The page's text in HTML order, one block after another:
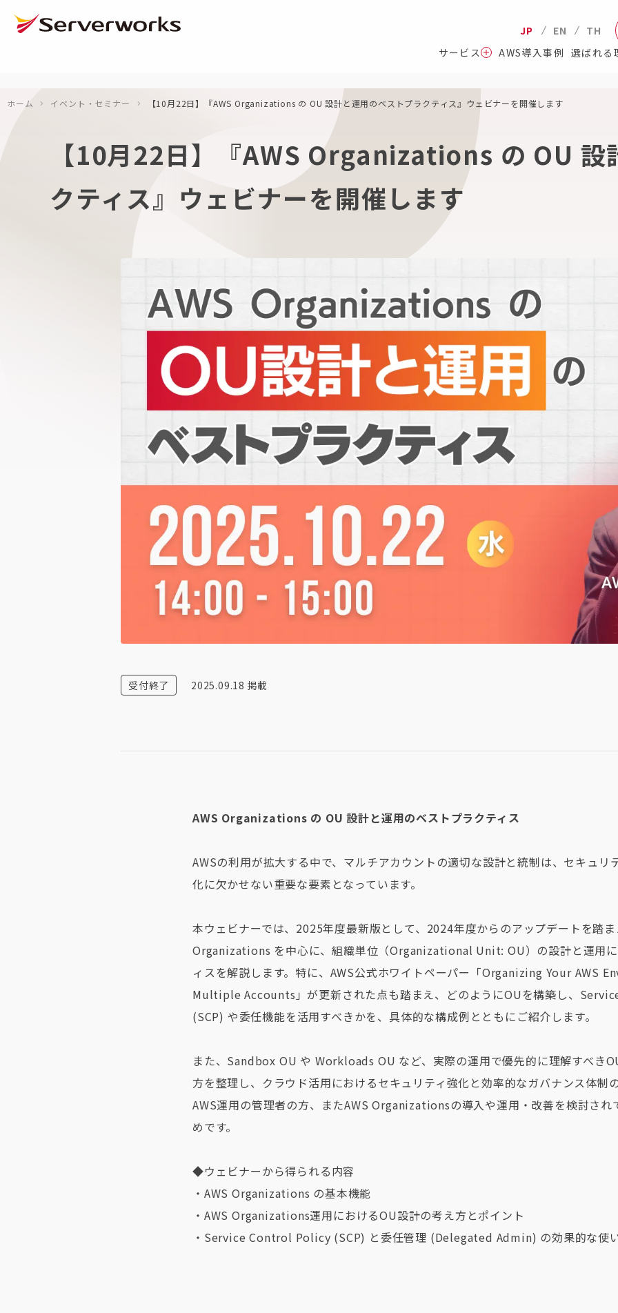
JP EN
TH
サービス
AWS導入事例 選ばれる
ホーム イベント・セミナー 【10月22日】『AWS Organizations の OU 設計と運用のベストプラクティス』ウェビナーを開催します
【10月22日】『AWS Organizations の OU 設
クティス』ウェビナーを開催します
受付終了 2025.09.18 掲載
AWS Organizations の OU 設計と運用のベストプラクティス
AWSの利用が拡大する中で、マルチアカウントの適切な設計と統制は、セキュリ
化に欠かせない重要な要素となっています。
本ウェビナーでは、2025年度最新版として、2024年度からのアップデートを踏ま
Organizations を中心に、組織単位（Organizational Unit: OU）の設計と運用
ィスを解説します。特に、AWS公式ホワイトペーパー「Organizing Your AWS
Multiple Accounts」が更新された点も踏まえ、どのようにOUを構築し、
(SCP) や委任機能を活用すべきかを、具体的な構成例とともにご紹介します。
また、Sandbox OU や Workloads OU など、実際の運用で優先的に理解すべき
方を整理し、クラウド活用におけるセキュリティ強化と効率的なガバナンス体制
AWS運用の管理者の方、またAWS Organizationsの導入や運用・改善を検討され
めです。
◆ウェビナーから得られる内容
・AWS Organizations の基本機能
・AWS Organizations運用におけるOU設計の考え方とポイント
・Service Control Policy (SCP) と委任管理 (Delegated Admin) の効果的な使